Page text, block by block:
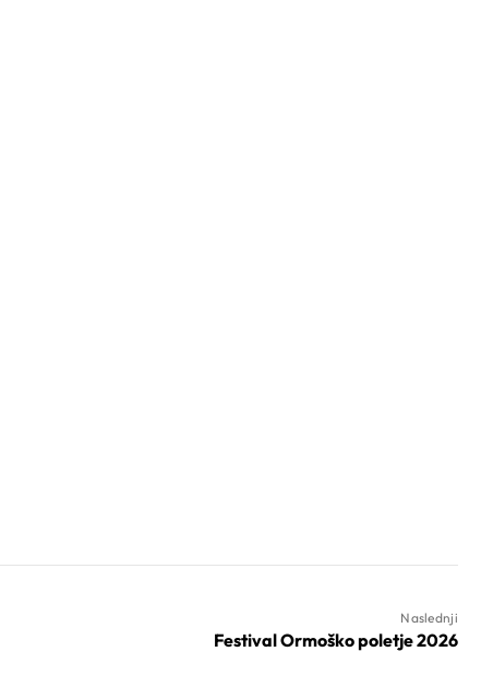
Naslednji
Festival Ormoško poletje 2026